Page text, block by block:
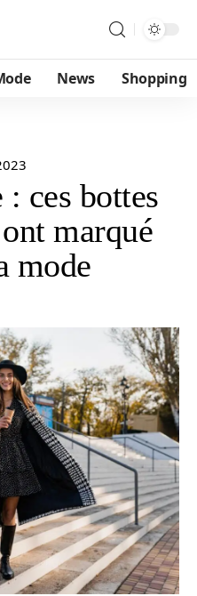
News Shopping
ces bottes
marqué
mode